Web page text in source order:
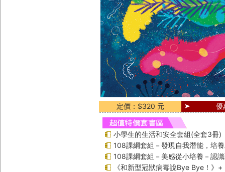
定價：$320 元 優
小學生的生活和安全套組(全套3冊)
108課綱套組－發現自我潛能，培
108課綱套組－美感從小培養－認
《和新型冠狀病毒說Bye Bye！》